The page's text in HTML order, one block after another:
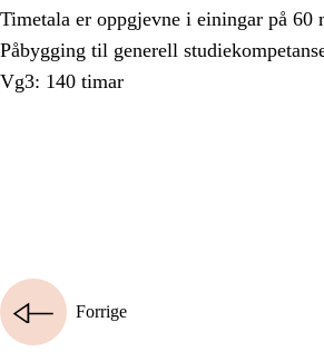
Timetala er oppgjevne i einingar på 60
Påbygging til generell
Vg3: 140 timar
Forrige